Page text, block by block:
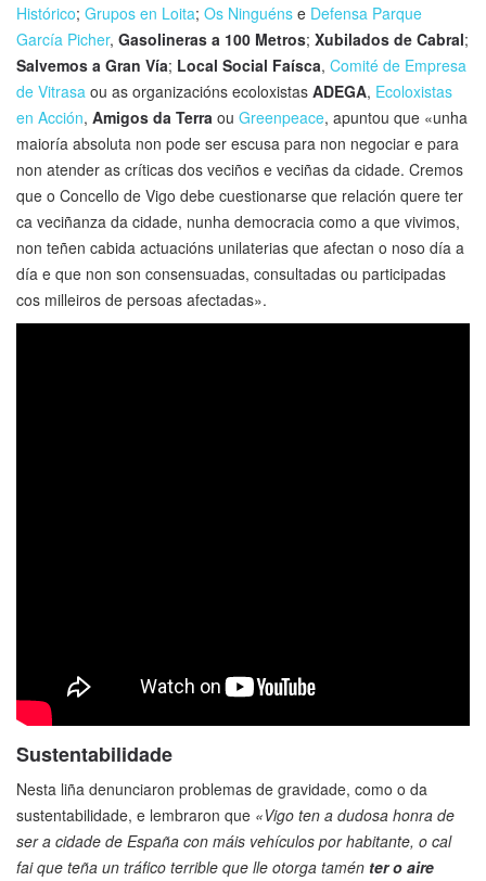
Histórico; Grupos en Loita; Os Ninguéns e Defensa Parque
García Picher, Gasolineras a 100 Metros; Xubilados de Cabral;
Salvemos a Gran Vía; Local Social Faísca, Comité de Empresa
de Vitrasa ou as organizacións ecoloxistas ADEGA, Ecoloxistas
en Acción, Amigos da Terra ou Greenpeace, apuntou que «unha
maioría absoluta non pode ser escusa para non negociar e para
non atender as críticas dos veciños e veciñas da cidade. Cremos
que o Concello de Vigo debe cuestionarse que relación quere ter
ca veciñanza da cidade, nunha democracia como a que vivimos,
non teñen cabida actuacións unilaterias que afectan o noso día a
día e que non son consensuadas, consultadas ou participadas
cos milleiros de persoas afectadas».
Sustentabilidade
Nesta liña denunciaron problemas de gravidade, como o da
sustentabilidade, e lembraron que «Vigo ten a dudosa honra de
ser a cidade de España con máis vehículos por habitante, o cal
fai que teña un tráfico terrible que lle otorga tamén ter o aire